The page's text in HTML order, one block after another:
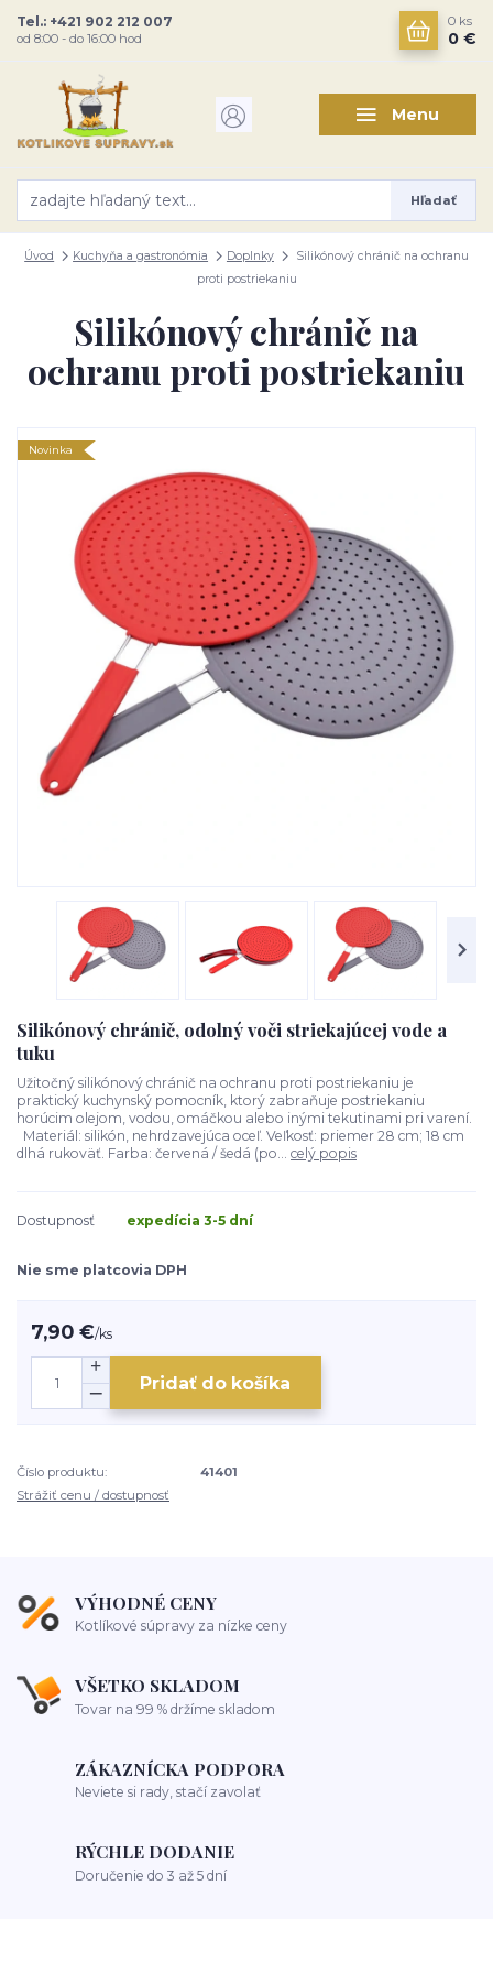
Menu
Hľadať
Tel.: +421 902 212 007
od 8:00 - do 16:00 hod
0 ks
0 €
Úvod Kuchyňa a gastronómia Doplnky
Silikónový chránič na ochranu
proti postriekaniu
Silikónový chránič na
ochranu proti postriekaniu
Novinka
Silikónový chránič, odolný voči striekajúcej vode a
tuku
Užitočný silikónový chránič na ochranu proti postriekaniu je
praktický kuchynský pomocník, ktorý zabraňuje postriekaniu
horúcim olejom, vodou, omáčkou alebo inými tekutinami pri varení.
Materiál: silikón, nehrdzavejúca oceľ. Veľkosť: priemer 28 cm; 18 cm
dlhá rukoväť. Farba: červená / šedá (po... celý popis
Dostupnosť expedícia 3-5 dní
Nie sme platcovia DPH
7,90 €/ks
Pridať do košíka
Číslo produktu:
41401
Strážiť cenu / dostupnosť
VÝHODNÉ CENY
Kotlíkové súpravy za nízke ceny
VŠETKO SKLADOM
Tovar na 99 % držíme skladom
ZÁKAZNÍCKA PODPORA
Neviete si rady, stačí zavolať
RÝCHLE DODANIE
Doručenie do 3 až 5 dní